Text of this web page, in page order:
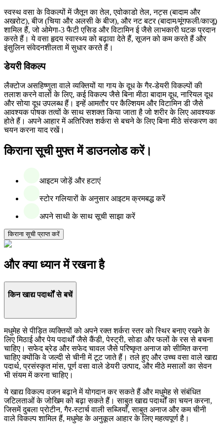
स्वस्थ वसा के विकल्पों में जैतून का तेल, एवोकाडो तेल, नट्स (बादाम और
अखरोट), बीज (चिया और अलसी के बीज), और नट बटर (बादाम/मूंगफली/काजू)
शामिल हैं, जो ओमेगा-3 फैटी एसिड और विटामिन ई जैसे लाभकारी घटक प्रदान
करते हैं। ये वसा हृदय स्वास्थ्य को बढ़ावा देते हैं, सूजन को कम करते हैं और
इंसुलिन संवेदनशीलता में सुधार करते हैं।
डेयरी विकल्प
लैक्टोज असहिष्णुता वाले व्यक्तियों या गाय के दूध के गैर-डेयरी विकल्पों की
तलाश करने वालों के लिए, कई विकल्प जैसे बिना मीठा बादाम दूध, नारियल दूध
और सोया दूध उपलब्ध हैं। इन्हें आमतौर पर कैल्शियम और विटामिन डी जैसे
आवश्यक पोषक तत्वों के साथ सशक्त किया जाता है जो शरीर के लिए आवश्यक
होते हैं। अपने आहार में अतिरिक्त शर्करा से बचने के लिए बिना मीठे संस्करण का
चयन करना याद रखें।
किराना सूची मुफ्त में डाउनलोड करें।
आइटम जोड़ें और हटाएं
स्टोर गलियारों के अनुसार आइटम क्रमबद्ध करें
अपने साथी के साथ सूची साझा करें
किराना सूची प्राप्त करें
और क्या ध्यान में रखना है
किन खाद्य पदार्थों से बचें
मधुमेह से पीड़ित व्यक्तियों को अपने रक्त शर्करा स्तर को स्थिर बनाए रखने के
लिए मिठाई और पेय पदार्थों जैसे कैंडी, पेस्ट्री, सोडा और फलों के रस से बचना
चाहिए। सफेद ब्रेड और सफेद चावल जैसे परिष्कृत अनाज को सीमित करना
चाहिए क्योंकि वे जल्दी से चीनी में टूट जाते हैं। तले हुए और उच्च वसा वाले खाद्य
पदार्थ, प्रसंस्कृत मांस, पूर्ण वसा वाले डेयरी उत्पाद, और मीठे मसालों का सेवन
भी संयम में करना चाहिए।
ये खाद्य विकल्प वजन बढ़ाने में योगदान कर सकते हैं और मधुमेह से संबंधित
जटिलताओं के जोखिम को बढ़ा सकते हैं। साबुत खाद्य पदार्थों का चयन करना,
जिसमें दुबला प्रोटीन, गैर-स्टार्च वाली सब्जियाँ, साबुत अनाज और कम चीनी
वाले विकल्प शामिल हैं, मधुमेह के अनुकूल आहार के लिए महत्वपूर्ण है।